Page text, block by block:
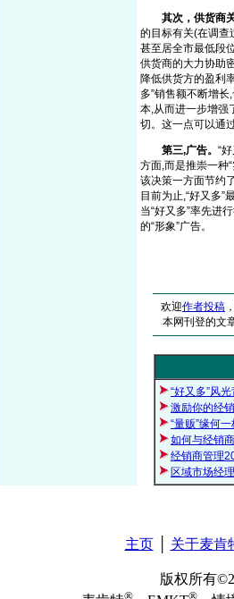
其次，供货商关
的目标有关(在调查
甚至居全市最低段
供货商的大力协助
降低供货方的盈利
多”销售额不断增
本,从而进一步增强
切。这一点可以通
第三,广告。 “
方面,而是推崇一种
该决策一方面节约
目前为止,“好又多
当“好又多”率先进
的“形象”广告。
欢迎作者投稿
本网刊登的文
“好又多”风
激励你的经
“量贩”缘何
如何与经销
经销商管理
区域市场经
主页│ 关于麦肯
版权所有
® ®